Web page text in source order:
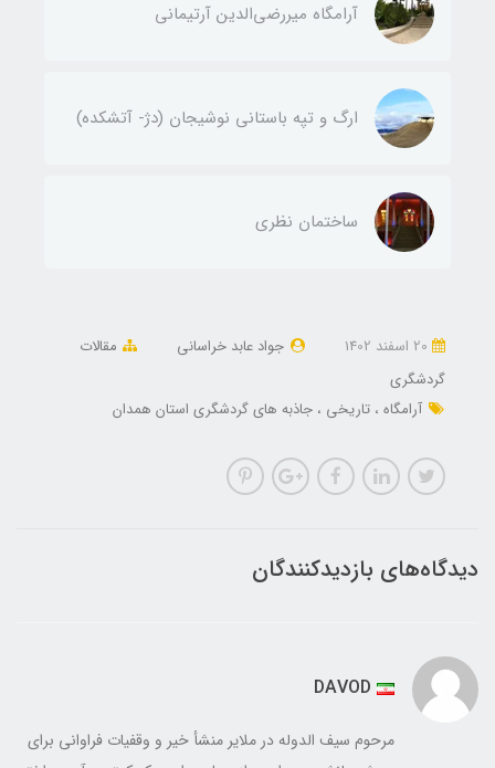
آرامگاه ميررضي‌الدين آرتيمانی
ارگ و تپه باستاني نوشيجان (دژ- آتشکده)
ساختمان نظری
جواد عابد خراسانی
مقالات
گردشگری
آرامگاه تاریخی جاذبه های گردشگری استان همدان
دیدگاه‌های بازدیدکنندگان
DAVOD
مرحوم سیف الدوله در ملایر منشأ خير و وقفيات فراوانی برای